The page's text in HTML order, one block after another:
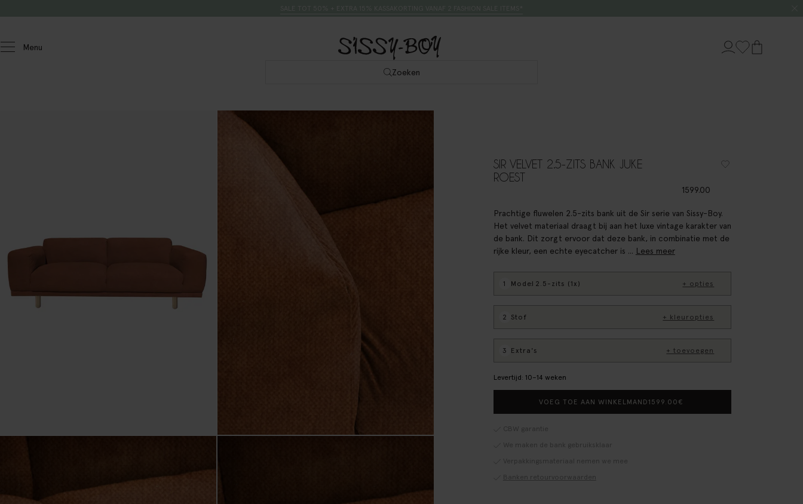
Menu
Zoeken
SIR VELVET 2.5-ZITS BANK JUKE
ROEST
1599.00
Prachtige fluwelen 2.5-zits bank uit de Sir serie van Sissy-Boy.
Het velvet materiaal draagt bij aan het luxe vintage karakter van
de bank. Dit zorgt ervoor dat deze bank, in combinatie met de
rijke kleur, een echte eyecatcher is ... Lees meer
1 Model
: 2.5-zits (1x) + opties
2 Stof
: + kleuropties
3 Extra's + toevoegen
Levertijd: 10–14 weken
VOEG TOE AAN WINKELMAND1599.00 €
CBW garantie
We maken de bank gebruiksklaar
Verpakkingsmateriaal nemen we mee
Banken retourvoorwaarden